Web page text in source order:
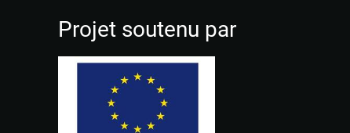
Projet soutenu par